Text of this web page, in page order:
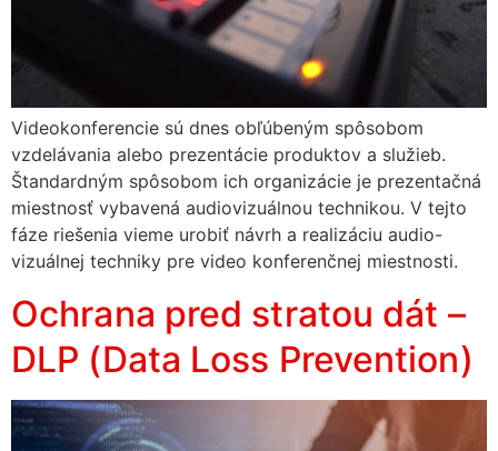
Videokonferencie sú dnes obľúbeným spôsobom
vzdelávania alebo prezentácie produktov a služieb.
Štandardným spôsobom ich organizácie je prezentačná
miestnosť vybavená audiovizuálnou technikou. V tejto
fáze riešenia vieme urobiť návrh a realizáciu audio-
vizuálnej techniky pre video konferenčnej miestnosti.
Ochrana pred stratou dát –
DLP (Data Loss Prevention)